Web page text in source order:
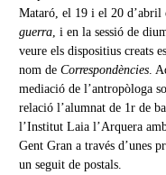
Mataró, el 19 i el 20 d’abril
guerra, i en la sessió de
veure els dispositius creats
nom de Correspondències.
mediació de l’antropòloga
relació l’alumnat de 1r de
l’Institut Laia l’Arquera
Gent Gran a través d’unes
un seguit de postals.